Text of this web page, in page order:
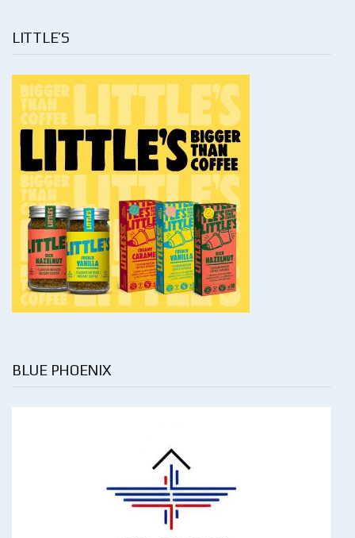
LITTLE’S
BLUE PHOENIX